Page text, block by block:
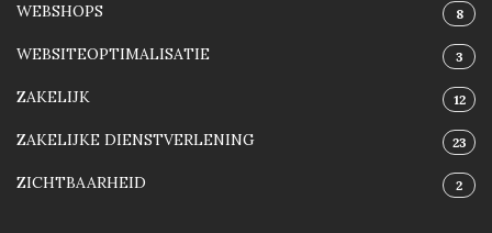
WEBSHOPS 8
WEBSITEOPTIMALISATIE 3
ZAKELIJK 12
ZAKELIJKE DIENSTVERLENING 23
ZICHTBAARHEID 2